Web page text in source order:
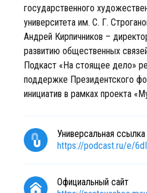
государственного
университета им. С. Г.
Андрей Кирпичников –
развитию общественных
Подкаст «На стоящее дело»
поддержке Президентского
инициатив в рамках проекта
Универсальная ссылка
https://podcast.ru/e/
Официальный сайт